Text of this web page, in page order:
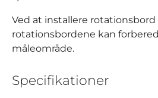
Ved at installere
rotationsbordene kan
måleområde.
Specifikationer